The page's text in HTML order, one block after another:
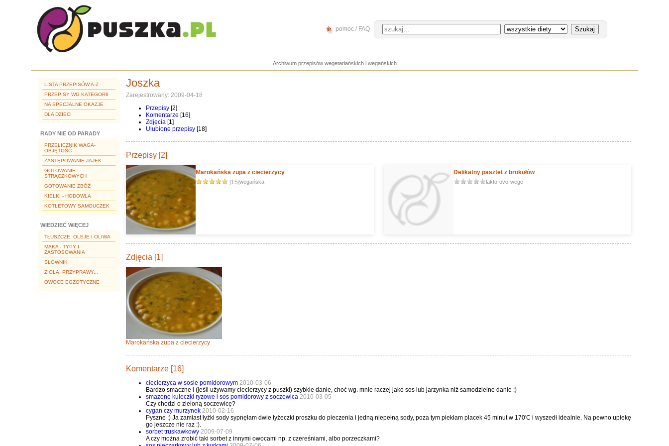
pomoc / FAQ
Archiwum przepisów wegetariańskich i wegańskich
LISTA PRZEPISÓW A-Z
PRZEPISY WG KATEGORII
NA SPECJALNE OKAZJE
DLA DZIECI
RADY NIE OD PARADY
PRZELICZNIK WAGA-
OBJĘTOŚĆ
ZASTĘPOWANIE JAJEK
GOTOWANIE
STRĄCZKOWYCH
GOTOWANIE ZBÓŻ
KIEŁKI - HODOWLA
KOTLETOWY SAMOUCZEK
WIEDZIEĆ WIĘCEJ
TŁUSZCZE, OLEJE I OLIWA
MĄKA - TYPY I
ZASTOSOWANIA
SŁOWNIK
ZIOŁA, PRZYPRAWY...
OWOCE EGZOTYCZNE
Joszka
Zarejestrowany: 2009-04-18
Przepisy [2]
Komentarze [16]
Zdjęcia [1]
Ulubione przepisy [18]
Przepisy [2]
Marokańska zupa z ciecierzycy
[15]wegańska
Delikatny pasztet z brokułów
lakto-ovo-wege
Zdjęcia [1]
Marokańska zupa z ciecierzycy
Komentarze [16]
ciecierzyca w sosie pomidorowym 2010-03-06
Bardzo smaczne i (jeśli używamy ciecierzycy z puszki) szybkie danie, choć wg. mnie raczej jako sos lub jarzynka niż samodzielne danie :)
smazone kuleczki ryzowe i sos pomidorowy z soczewica 2010-03-05
Czy chodzi o zieloną soczewicę?
cygan czy murzynek 2010-02-16
Pyszne :) Ja zamiast łyżki sody sypnęłam dwie łyżeczki proszku do pieczenia i jedną niepełną sody, poza tym piekłam placek 45 minut w 170'C i wyszedł idealnie. Na pewno upiekę
go jeszcze nie raz :).
sorbet truskawkowy 2009-07-09
A czy można zrobić taki sorbet z innymi owocami np. z czereśniami, albo porzeczkami?